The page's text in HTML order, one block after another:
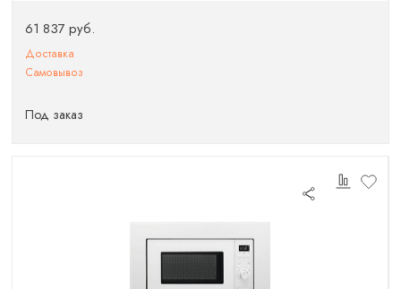
61 837 руб.
Доставка
Самовывоз
Под заказ